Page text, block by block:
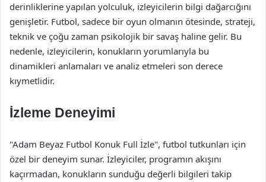
derinliklerine yapılan yolculuk, izleyicilerin bilgi dağarcığını
genişletir. Futbol, sadece bir oyun olmanın ötesinde, strateji,
teknik ve çoğu zaman psikolojik bir savaş haline gelir. Bu
nedenle, izleyicilerin, konukların yorumlarıyla bu
dinamikleri anlamaları ve analiz etmeleri son derece
kıymetlidir.
İzleme Deneyimi
"Adam Beyaz Futbol Konuk Full İzle", futbol tutkunları için
özel bir deneyim sunar. İzleyiciler, programın akışını
kaçırmadan, konukların sunduğu değerli bilgileri takip